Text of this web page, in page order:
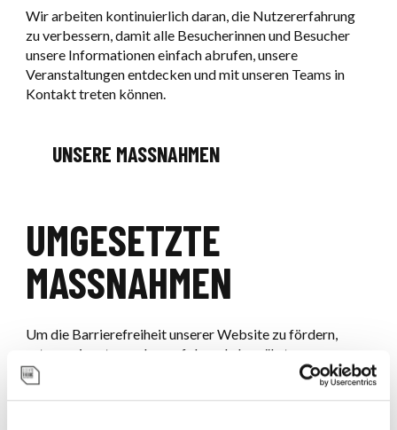
Wir arbeiten kontinuierlich daran, die Nutzererfahrung
zu verbessern, damit alle Besucherinnen und Besucher
unsere Informationen einfach abrufen, unsere
Veranstaltungen entdecken und mit unseren Teams in
Kontakt treten können.
UNSERE MASSNAHMEN
UMGESETZTE
MASSNAHMEN
Um die Barrierefreiheit unserer Website zu fördern,
setzen wir unter anderem folgende bewährte
Maßnahmen um: